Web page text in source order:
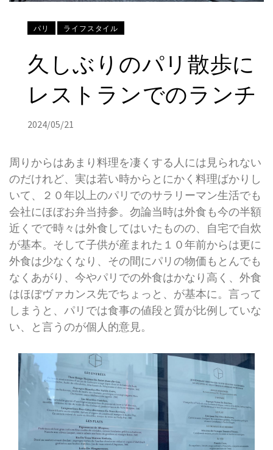
パリ ライフスタイル
久しぶりのパリ散歩に
レストランでのランチ
2024/05/21
周りからはあまり料理を凄くする人には見られない
のだけれど、実は若い時からとにかく料理ばかりし
いて、２０年以上のパリでのサラリーマン生活でも
会社にほぼお弁当持参。勿論当時は外食も今の半額
近くでで時々は外食してはいたものの、自宅で自炊
が基本。そして子供が産まれた１０年前からは更に
外食は少なくなり、その間にパリの物価もとんでも
なくあがり、今やパリでの外食はかなり高く、外食
はほぼヴァカンス先でちょっと、が基本に。言って
しまうと、パリでは食事の値段と質が比例していな
い、と言うのが個人的意見。